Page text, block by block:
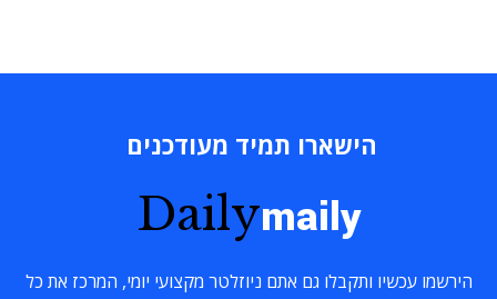
הישארו תמיד מעודכנים
Dailymaily
הירשמו עכשיו ותקבלו גם אתם ניוזלטר מקצועי יומי, המרכז את כל